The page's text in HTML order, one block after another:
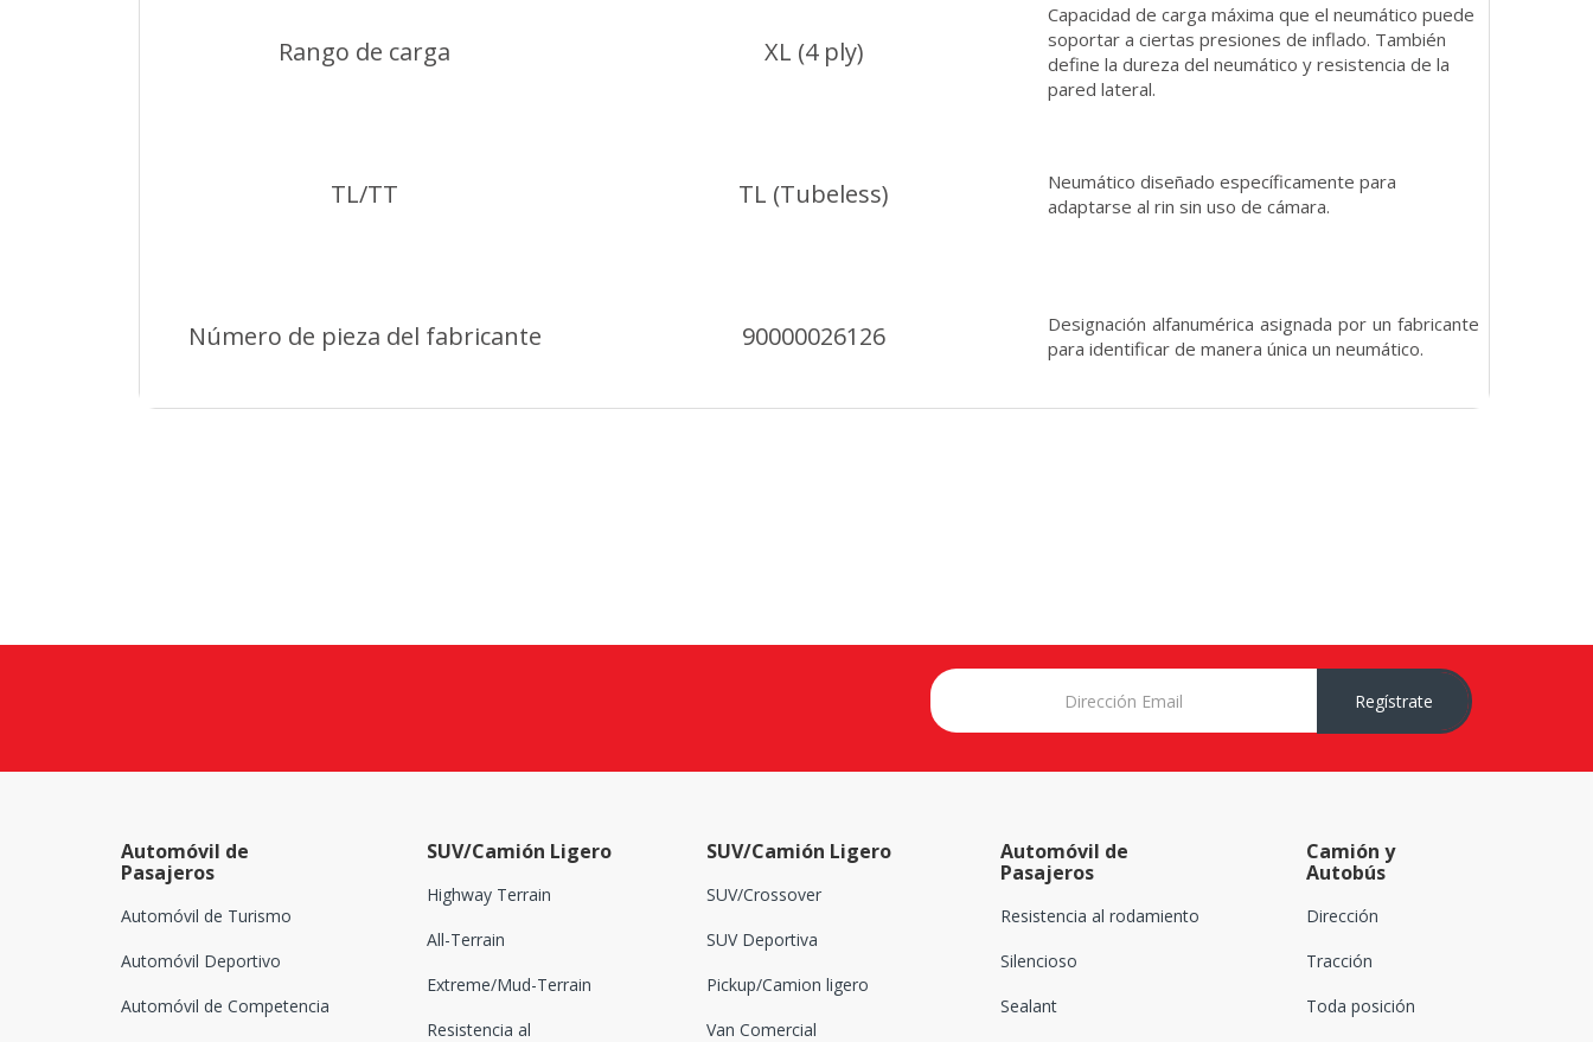
Rango de carga XL (4 ply)
Capacidad de carga máxima que el neumático puede
soportar a ciertas presiones de inflado. También
define la dureza del neumático y resistencia de la
pared lateral.
TL/TT TL (Tubeless)
Neumático diseñado específicamente para
adaptarse al rin sin uso de cámara.
Número de pieza del fabricante 90000026126
Designación alfanumérica asignada por un fabricante
para identificar de manera única un neumático.
Regístrate
Automóvil de
Pasajeros
Automóvil de Turismo
Automóvil Deportivo
Automóvil de Competencia
SUV/Camión Ligero
Highway Terrain
All-Terrain
Extreme/Mud-Terrain
Resistencia al
SUV/Camión Ligero
SUV/Crossover
SUV Deportiva
Pickup/Camion ligero
Van Comercial
Automóvil de
Pasajeros
Resistencia al rodamiento
Silencioso
Sealant
Camión y
Autobús
Dirección
Tracción
Toda posición